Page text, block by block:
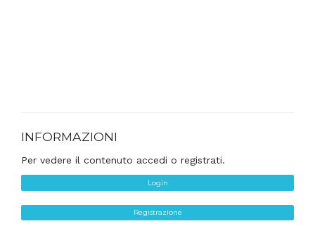
INFORMAZIONI
Per vedere il contenuto accedi o registrati.
Login
Registrazione